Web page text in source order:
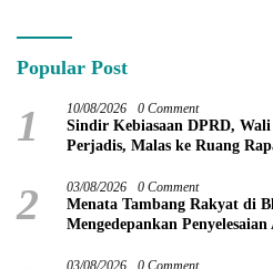
Popular Post
1 10/08/2026 0 Comment
Sindir Kebiasaan DPRD,
Perjadis, Malas ke Ruang
2 03/08/2026 0 Comment
Menata Tambang Rakyat di
Mengedepankan
03/08/2026 0 Comment